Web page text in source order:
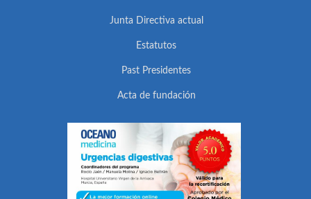
Junta Directiva actual
Estatutos
Past Presidentes
Acta de fundación